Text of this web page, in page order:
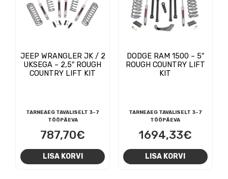
JEEP WRANGLER JK / 2
UKSEGA – 2,5″ ROUGH
COUNTRY LIFT KIT
TARNEAEG TAVALISELT 3-7
TÖÖPÄEVA
787,70€
LISA KORVI
DODGE RAM 1500 – 5″
ROUGH COUNTRY LIFT
KIT
TARNEAEG TAVALISELT 3-7
TÖÖPÄEVA
1694,33€
LISA KORVI